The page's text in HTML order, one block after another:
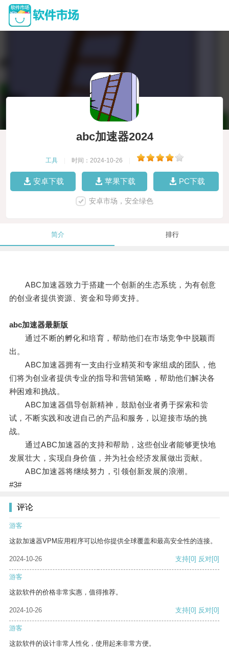
abc加速器2024
工具 时间：2024-10-26
安卓下载 苹果下载 PC下载
安卓市场，安全绿色
简介 排行
ABC加速器致力于搭建一个创新的生态系统，为有创意
的创业者提供资源、资金和导师支持。
abc加速器最新版
通过不断的孵化和培育，帮助他们在市场竞争中脱颖而
出。
ABC加速器拥有一支由行业精英和专家组成的团队，他
们将为创业者提供专业的指导和营销策略，帮助他们解决各
种困难和挑战。
ABC加速器倡导创新精神，鼓励创业者勇于探索和尝
试，不断实践和改进自己的产品和服务，以迎接市场的挑
战。
通过ABC加速器的支持和帮助，这些创业者能够更快地
发展壮大，实现自身价值，并为社会经济发展做出贡献。
ABC加速器将继续努力，引领创新发展的浪潮。
#3#
评论
游客
这款加速器VPM应用程序可以给你提供全球覆盖和最高安全性的连接。
2024-10-26 支持[0] 反对[0]
游客
这款软件的价格非常实惠，值得推荐。
2024-10-26 支持[0] 反对[0]
游客
这款软件的设计非常人性化，使用起来非常方便。